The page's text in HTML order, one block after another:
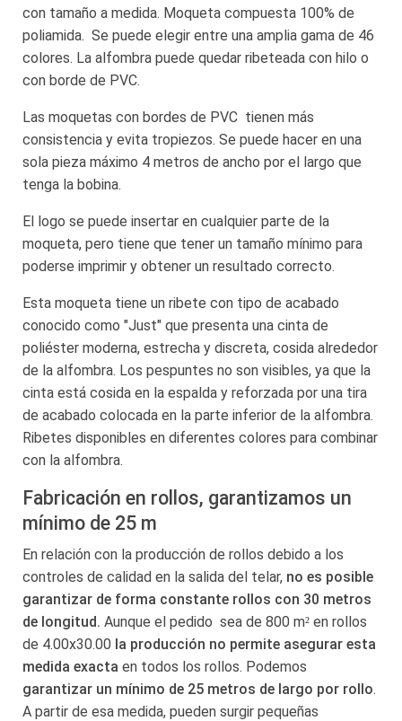
con tamaño a medida. Moqueta compuesta 100% de
poliamida. Se puede elegir entre una amplia gama de 46
colores. La alfombra puede quedar ribeteada con hilo o
con borde de PVC.
Las moquetas con bordes de PVC tienen más
consistencia y evita tropiezos. Se puede hacer en una
sola pieza máximo 4 metros de ancho por el largo que
tenga la bobina.
El logo se puede insertar en cualquier parte de la
moqueta, pero tiene que tener un tamaño mínimo para
poderse imprimir y obtener un resultado correcto.
Esta moqueta tiene un ribete con tipo de acabado
conocido como "Just" que presenta una cinta de
poliéster moderna, estrecha y discreta, cosida alrededor
de la alfombra. Los pespuntes no son visibles, ya que la
cinta está cosida en la espalda y reforzada por una tira
de acabado colocada en la parte inferior de la alfombra.
Ribetes disponibles en diferentes colores para combinar
con la alfombra.
Fabricación en rollos, garantizamos un
mínimo de 25 m
En relación con la producción de rollos debido a los
controles de calidad en la salida del telar, no es posible
garantizar de forma constante rollos con 30 metros
de longitud. Aunque el pedido sea de 800 m² en rollos
de 4.00x30.00 la producción no permite asegurar esta
medida exacta en todos los rollos. Podemos
garantizar un mínimo de 25 metros de largo por rollo.
A partir de esa medida, pueden surgir pequeñas